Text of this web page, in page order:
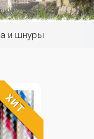
и шнуры
ХИТ